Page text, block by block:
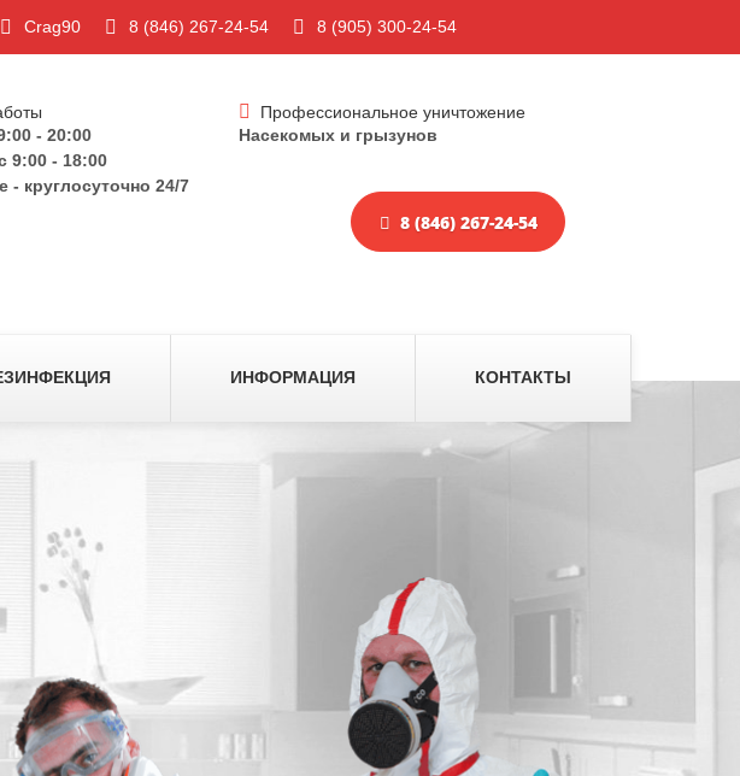
Crag90 8 (846) 267-24-54 8 (905) 300-24-54
- 20:00
9:00 - 18:00
- круглосуточно 24/7
Профессиональное уничтожение
Насекомых и грызунов
8 (846) 267-24-54
ИНФОРМАЦИЯ КОНТАКТЫ